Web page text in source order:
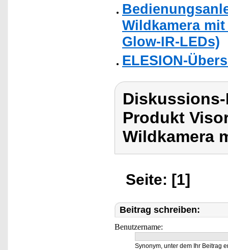
Wildkamera
Glow-IR-LEDs)
ELESION-
Produkt
Wildkamera
Seite: [1]
Beitrag schreiben:
Benutzername:
Synonym, unter dem Ihr Beitrag